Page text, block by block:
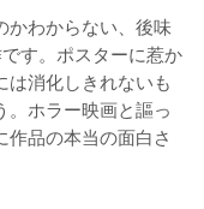
かわからない、後味
す。ポスターに惹か
は消化しきれないも
ホラー映画と謳っ
品の本当の面白さ